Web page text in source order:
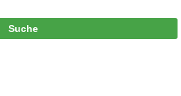
Suche